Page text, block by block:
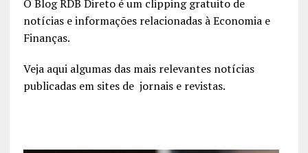
O Blog RDB Direto é um clipping gratuito de
notícias e informações relacionadas à Economia e
Finanças.
Veja aqui algumas das mais relevantes notícias
publicadas em sites de jornais e revistas.